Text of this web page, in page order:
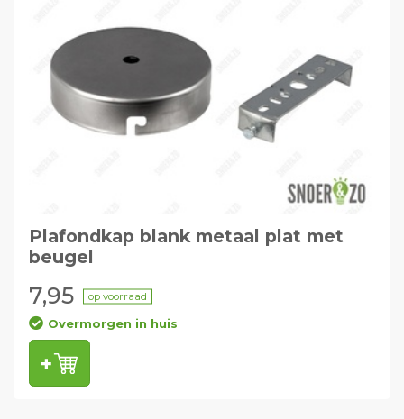
Plafondkap blank metaal plat met
beugel
7,95 op voorraad
Overmorgen in huis